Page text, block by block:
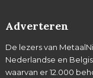
Adverteren
De lezers van
Nederlandse en
waarvan er 12.000